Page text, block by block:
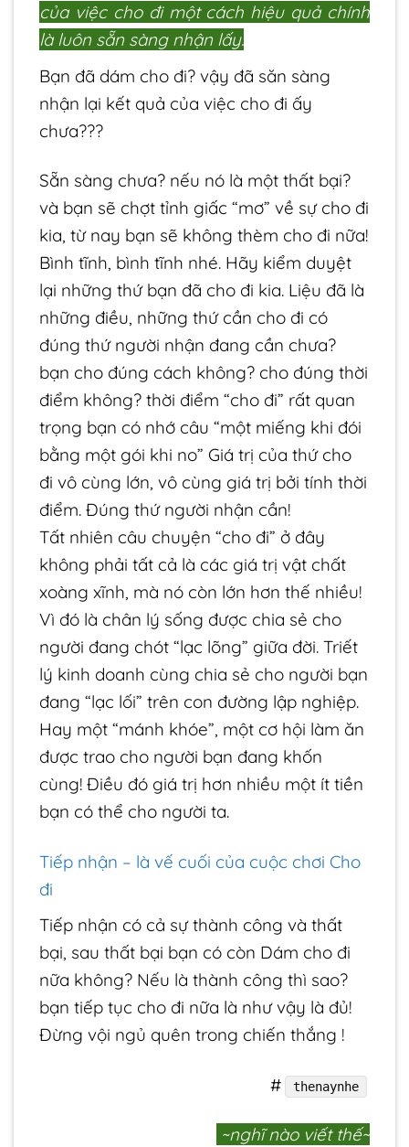
của việc cho đi một cách hiệu quả chính
là luôn sẵn sàng nhận lấy.
Bạn đã dám cho đi? vậy đã săn sàng
nhận lại kết quả của việc cho đi ấy
chưa???
Sẵn sàng chưa? nếu nó là một thất bại?
và bạn sẽ chợt tỉnh giấc “mơ” về sự cho đi
kia, từ nay bạn sẽ không thèm cho đi nữa!
Bình tĩnh, bình tĩnh nhé. Hãy kiểm duyệt
lại những thứ bạn đã cho đi kia. Liệu đã là
những điều, những thứ cần cho đi có
đúng thứ người nhận đang cần chưa?
bạn cho đúng cách không? cho đúng thời
điểm không? thời điểm “cho đi” rất quan
trọng bạn có nhớ câu “một miếng khi đói
bằng một gói khi no” Giá trị của thứ cho
đi vô cùng lớn, vô cùng giá trị bởi tính thời
điểm. Đúng thứ người nhận cần!
Tất nhiên câu chuyện “cho đi” ở đây
không phải tất cả là các giá trị vật chất
xoàng xĩnh, mà nó còn lớn hơn thế nhiều!
Vì đó là chân lý sống được chia sẻ cho
người đang chót “lạc lõng” giữa đời. Triết
lý kinh doanh cùng chia sẻ cho người bạn
đang “lạc lối” trên con đường lập nghiệp.
Hay một “mánh khóe”, một cơ hội làm ăn
được trao cho người bạn đang khốn
cùng! Điều đó giá trị hơn nhiều một ít tiền
bạn có thể cho người ta.
Tiếp nhận – là vế cuối của cuộc chơi Cho
đi
Tiếp nhận có cả sự thành công và thất
bại, sau thất bại bạn có còn Dám cho đi
nữa không? Nếu là thành công thì sao?
bạn tiếp tục cho đi nữa là như vậy là đủ!
Đừng vội ngủ quên trong chiến thắng !
# thenaynhe
~nghĩ nào viết thế~